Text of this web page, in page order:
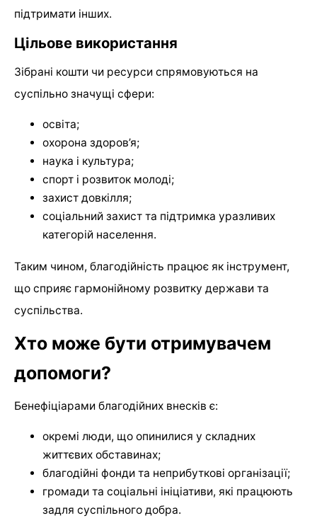
підтримати інших.
Цільове використання
Зібрані кошти чи ресурси спрямовуються на
суспільно значущі сфери:
освіта;
охорона здоров’я;
наука і культура;
спорт і розвиток молоді;
захист довкілля;
соціальний захист та підтримка уразливих
категорій населення.
Таким чином, благодійність працює як інструмент,
що сприяє гармонійному розвитку держави та
суспільства.
Хто може бути отримувачем
допомоги?
Бенефіціарами благодійних внесків є:
окремі люди, що опинилися у складних
життєвих обставинах;
благодійні фонди та неприбуткові організації;
громади та соціальні ініціативи, які працюють
задля суспільного добра.